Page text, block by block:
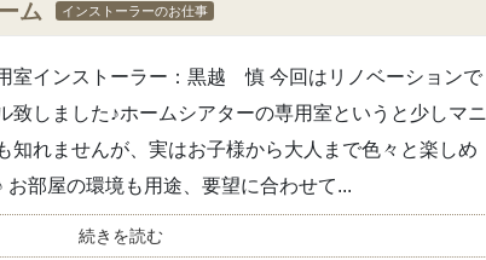
ム インストーラーのお仕事
室インストーラー：黒越 慎 今回はリノベーションで
致しました♪ホームシアターの専用室というと少しマニ
知れませんが、実はお子様から大人まで色々と楽しめ
お部屋の環境も用途、要望に合わせて...
続きを読む